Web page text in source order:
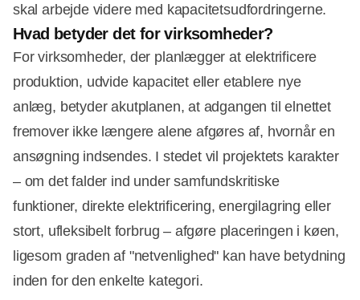
skal arbejde videre med kapacitetsudfordringerne.
Hvad betyder det for virksomheder?
For virksomheder, der planlægger at elektrificere
produktion, udvide kapacitet eller etablere nye
anlæg, betyder akutplanen, at adgangen til elnettet
fremover ikke længere alene afgøres af, hvornår en
ansøgning indsendes. I stedet vil projektets karakter
– om det falder ind under samfundskritiske
funktioner, direkte elektrificering, energilagring eller
stort, ufleksibelt forbrug – afgøre placeringen i køen,
ligesom graden af "netvenlighed" kan have betydning
inden for den enkelte kategori.